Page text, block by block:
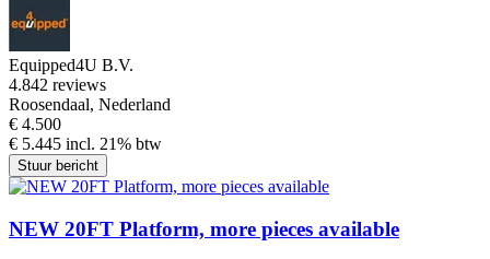
Equipped4U B.V.
4.842 reviews
Roosendaal, Nederland
€ 4.500
€ 5.445 incl. 21% btw
Stuur bericht
NEW 20FT Platform, more pieces available